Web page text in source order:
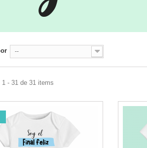
--
1 - 31 de 31 items